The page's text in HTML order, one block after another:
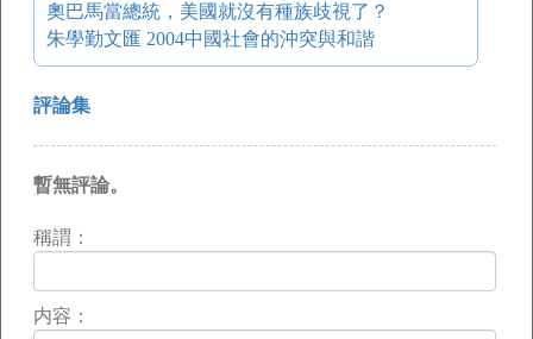
奧巴馬當總統，美國就沒有種族歧視了？
朱學勤文匯 2004中國社會的沖突與和諧
評論集
暫無評論。
稱謂：
内容：